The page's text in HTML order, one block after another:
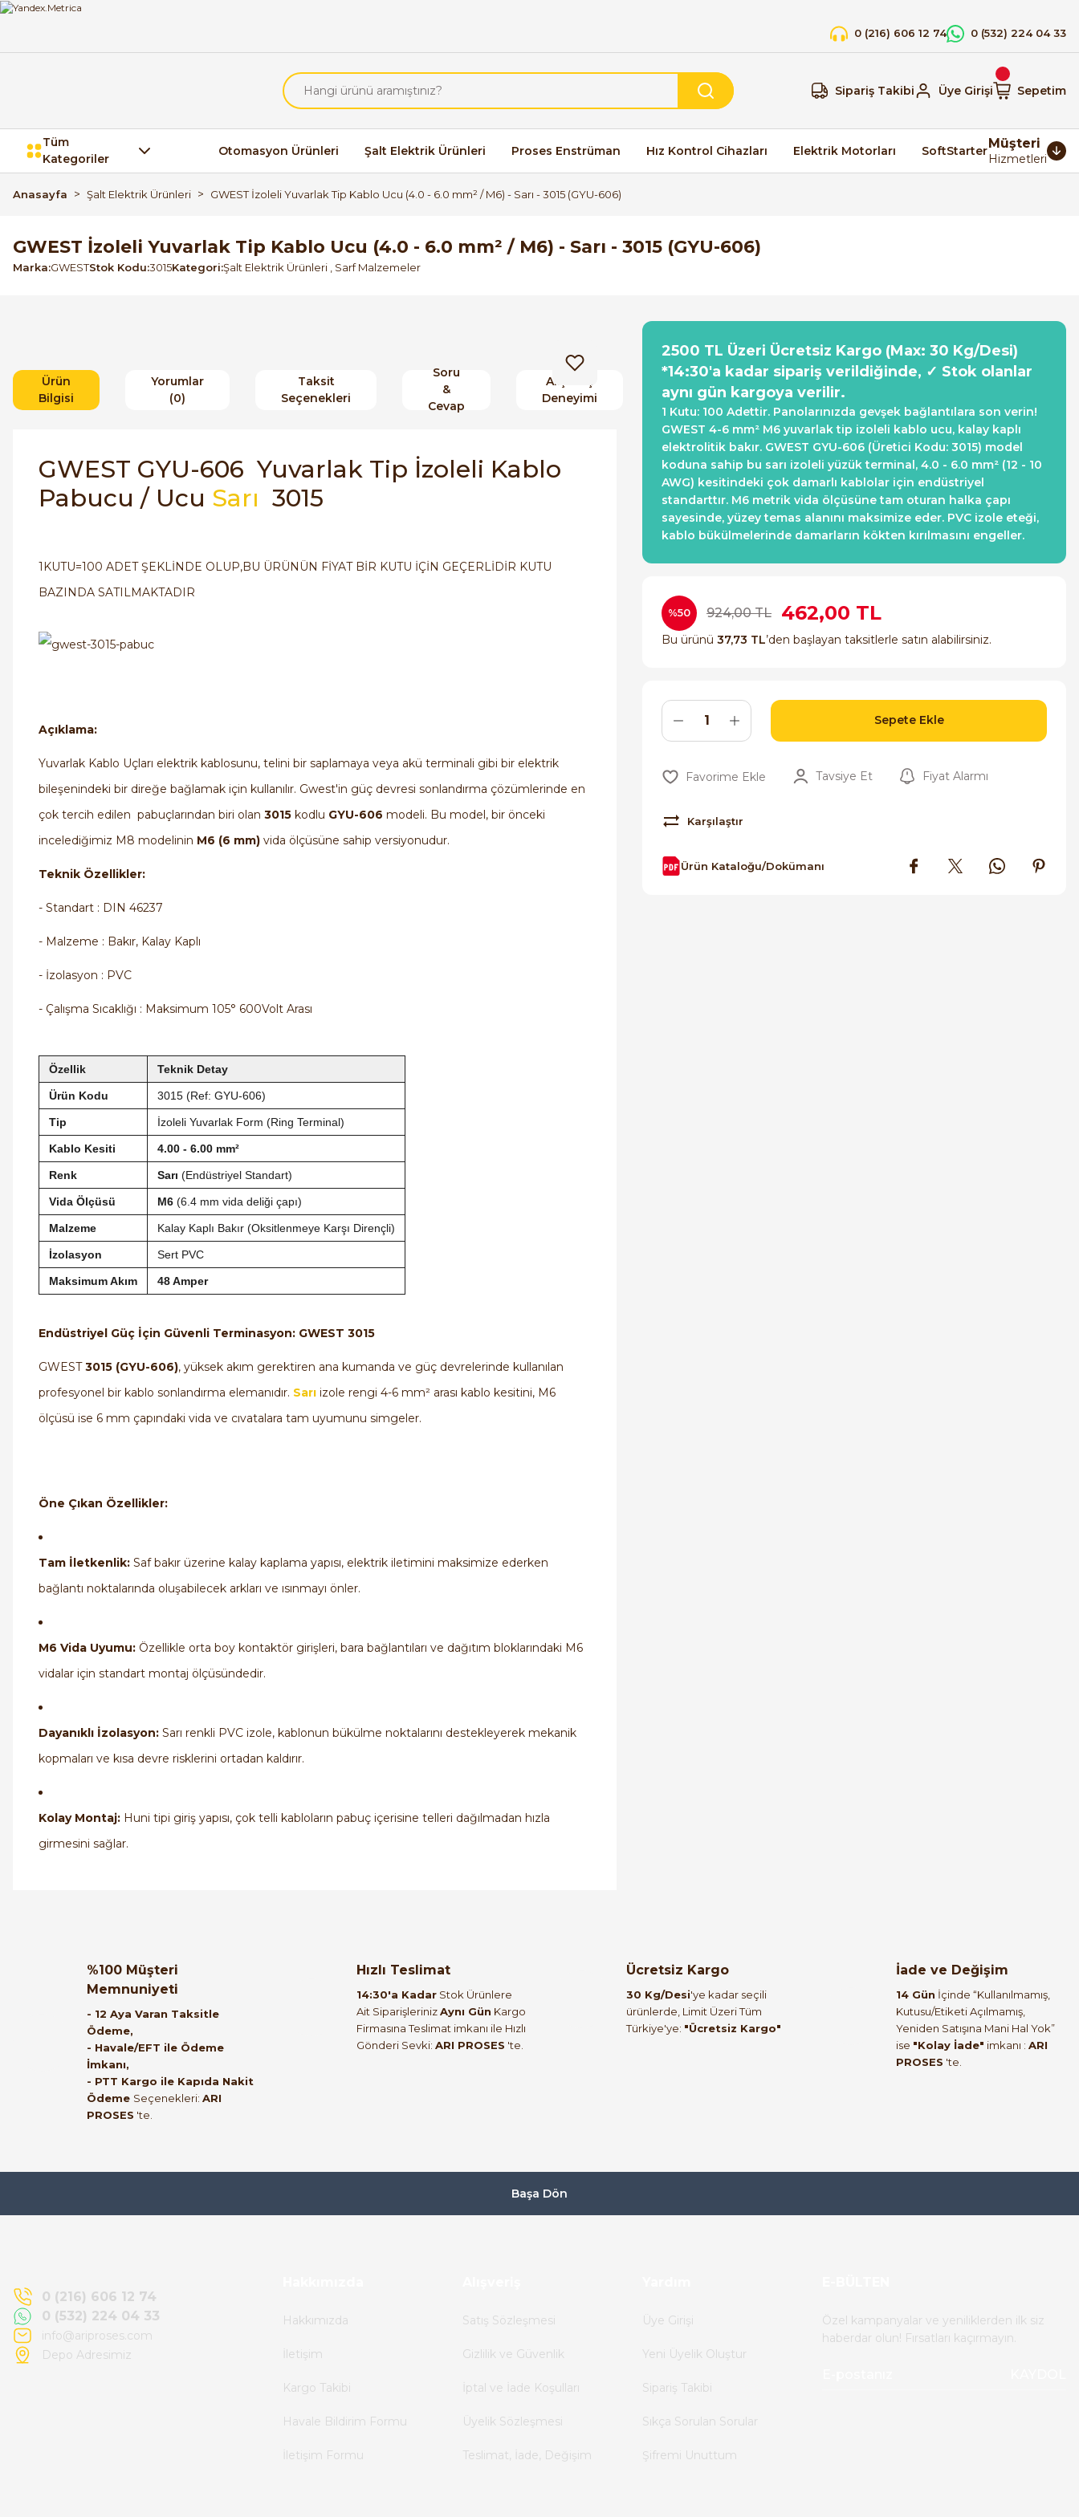
0 (216) 606 12 74 0 (532) 224 04 33
Sipariş Takibi Üye Girişi Sepetim
Tüm
Kategoriler
Otomasyon Ürünleri Şalt Elektrik Ürünleri Proses Enstrüman Hız Kontrol Cihazları Elektrik Motorları SoftStarterMüşteri
Hizmetleri
Anasayfa Şalt Elektrik Ürünleri GWEST İzoleli Yuvarlak Tip Kablo Ucu (4.0 - 6.0 mm² / M6) - Sarı - 3015 (GYU-606)
GWEST İzoleli Yuvarlak Tip Kablo Ucu (4.0 - 6.0 mm² / M6) - Sarı - 3015 (GYU-606)
Marka GWESTStok Kodu 3015Kategori Şalt Elektrik Ürünleri Sarf Malzemeler
Ürün
Bilgisi
Yorumlar
(0)
Taksit
Seçenekleri
Soru
&
Cevap
Alışveriş
Deneyimi
GWEST GYU-606 Yuvarlak Tip İzoleli Kablo
Pabucu / Ucu Sarı 3015
1KUTU=100 ADET ŞEKLİNDE OLUP,BU ÜRÜNÜN FİYAT BİR KUTU İÇİN GEÇERLİDİR KUTU
BAZINDA SATILMAKTADIR
Açıklama:
Yuvarlak Kablo Uçları elektrik kablosunu, telini bir saplamaya veya akü terminali gibi bir elektrik
bileşenindeki bir direğe bağlamak için kullanılır. Gwest'in güç devresi sonlandırma çözümlerinde en
çok tercih edilen pabuçlarından biri olan 3015 kodlu GYU-606 modeli. Bu model, bir önceki
incelediğimiz M8 modelinin M6 (6 mm) vida ölçüsüne sahip versiyonudur.
Teknik Özellikler:
- Standart : DIN 46237
- Malzeme : Bakır, Kalay Kaplı
- İzolasyon : PVC
- Çalışma Sıcaklığı : Maksimum 105° 600Volt Arası
Özellik Teknik Detay
Ürün Kodu 3015 (Ref: GYU-606)
Tip İzoleli Yuvarlak Form (Ring Terminal)
Kablo Kesiti 4.00 - 6.00 mm²
Renk Sarı (Endüstriyel Standart)
Vida Ölçüsü M6 (6.4 mm vida deliği çapı)
Malzeme Kalay Kaplı Bakır (Oksitlenmeye Karşı Dirençli)
İzolasyon Sert PVC
Maksimum Akım 48 Amper
Endüstriyel Güç İçin Güvenli Terminasyon: GWEST 3015
GWEST3015 (GYU-606), yüksek akım gerektiren ana kumanda ve güç devrelerinde kullanılan
profesyonel bir kablo sonlandırma elemanıdır. Sarı izole rengi 4-6 mm² arası kablo kesitini, M6
ölçüsü ise 6 mm çapındaki vida ve cıvatalara tam uyumunu simgeler.
Öne Çıkan Özellikler:
Tam İletkenlik: Saf bakır üzerine kalay kaplama yapısı, elektrik iletimini maksimize ederken
bağlantı noktalarında oluşabilecek arkları ve ısınmayı önler.
M6 Vida Uyumu: Özellikle orta boy kontaktör girişleri, bara bağlantıları ve dağıtım bloklarındaki M6
vidalar için standart montaj ölçüsündedir.
Dayanıklı İzolasyon: Sarı renkli PVC izole, kablonun bükülme noktalarını destekleyerek mekanik
kopmaları ve kısa devre risklerini ortadan kaldırır.
Kolay Montaj: Huni tipi giriş yapısı, çok telli kabloların pabuç içerisine telleri dağılmadan hızla
girmesini sağlar.
B... A... | 27/06/2026
Satıcı ilgili ve çok yardım severdi bundan
mehmet bey ilgi ve alakası için teşekkür
Paketleme özenliydi, alışveriş sürecinden
Alışveriş süreci de hızlı ve problemsiz geçti.
Havale ile odeme yaptim ve tedirgindim ama
2500 TL Üzeri Ücretsiz Kargo (Max: 30 Kg/Desi)
*14:30'a kadar sipariş verildiğinde, ✓ Stok olanlar
aynı gün kargoya verilir.
1 Kutu: 100 Adettir. Panolarınızda gevşek bağlantılara son verin!
GWEST 4-6 mm² M6 yuvarlak tip izoleli kablo ucu, kalay kaplı
elektrolitik bakır. GWEST GYU-606 (Üretici Kodu: 3015) model
koduna sahip bu sarı izoleli yüzük terminal, 4.0 - 6.0 mm² (12 - 10
AWG) kesitindeki çok damarlı kablolar için endüstriyel
standarttır. M6 metrik vida ölçüsüne tam oturan halka çapı
sayesinde, yüzey temas alanını maksimize eder. PVC izole eteği,
kablo bükülmelerinde damarların kökten kırılmasını engeller.
%50 924,00 TL 462,00 TL
Bu ürünü 37,73 TL’den başlayan taksitlerle satın alabilirsiniz.
Sepete Ekle
Tavsiye Et Fiyat Alarmı
Karşılaştır
Ürün Kataloğu/Dokümanı
%100 Müşteri
Memnuniyeti
- 12 Aya Varan Taksitle
Ödeme,
- Havale/EFT ile Ödeme
İmkanı,
- PTT Kargo ile Kapıda Nakit
Ödeme Seçenekleri: ARI
PROSES 'te.
Hızlı Teslimat
14:30'a Kadar Stok Ürünlere
Ait SiparişlerinizAynı Gün Kargo
Firmasına Teslimat imkanı ile Hızlı
Gönderi Sevki: ARI PROSES 'te.
Ücretsiz Kargo
30 Kg/Desi'ye kadar seçili
ürünlerde, Limit Üzeri Tüm
Türkiye'ye: "Ücretsiz Kargo"
İade ve Değişim
14 Gün İçinde “Kullanılmamış,
Kutusu/Etiketi Açılmamış,
Yeniden Satışına Mani Hal Yok”
ise "Kolay İade" imkanı : ARI
PROSES 'te.
Başa Dön
0 (216) 606 12 74
0 (532) 224 04 33
info@ariproses.com
Depo Adresimiz
Hakkımızda
İletişim
Kargo Takibi
Havale Bildirim Formu
İletişim Formu
Satış Sözleşmesi
Gizlilik ve Güvenlik
İptal ve İade Koşulları
Üyelik Sözleşmesi
Teslimat, İade, Değişim
Üye Girişi
Yeni Üyelik Oluştur
Sipariş Takibi
Sıkça Sorulan Sorular
Şifremi Unuttum
Özel kampanyalar ve yeniliklerden ilk siz
haberdar olun! Fırsatları kaçırmayın.